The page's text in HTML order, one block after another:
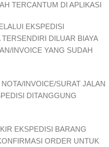
TERCANTUM DI APLIKASI
EKSPEDISI
DILUAR BIAYA
INVOICE YANG SUDAH
INVOICE/SURAT JALAN
DITANGGUNG
EKSPEDISI BARANG
ORDER UNTUK